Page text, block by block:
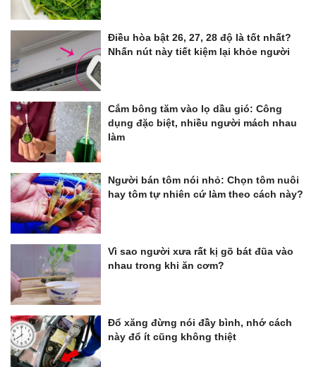
Điều hòa bật 26, 27, 28 độ là tốt nhất?
Nhấn nút này tiết kiệm lại khỏe người
Cắm bông tăm vào lọ dầu gió: Công
dụng đặc biệt, nhiều người mách nhau
làm
Người bán tôm nói nhỏ: Chọn tôm nuôi
hay tôm tự nhiên cứ làm theo cách này?
Vì sao người xưa rất kị gõ bát đũa vào
nhau trong khi ăn cơm?
Đổ xăng đừng nói đầy bình, nhớ cách
này đổ ít cũng không thiệt